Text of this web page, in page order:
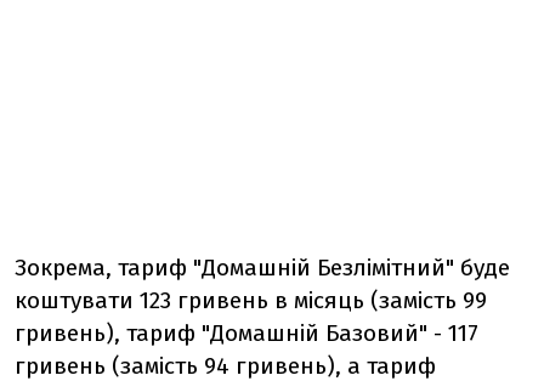
Зокрема, тариф "Домашній Безлімітний" буде
коштувати 123 гривень в місяць (замість 99
гривень), тариф "Домашній Базовий" - 117
гривень (замість 94 гривень), а тариф